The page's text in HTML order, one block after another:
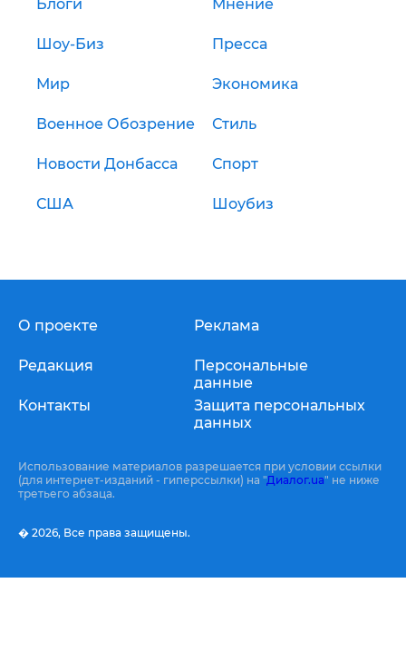
Блоги Мнение
Шоу-Биз Пресса
Мир Экономика
Военное Обозрение Стиль
Новости Донбасса Спорт
США Шоубиз
О проекте
Редакция
Контакты
Реклама
Персональные
данные
Защита персональных
данных
Использование материалов разрешается при условии ссылки
(для интернет-изданий - гиперссылки) на "Диалог.ua" не ниже
третьего абзаца.
� 2026, Все права защищены.